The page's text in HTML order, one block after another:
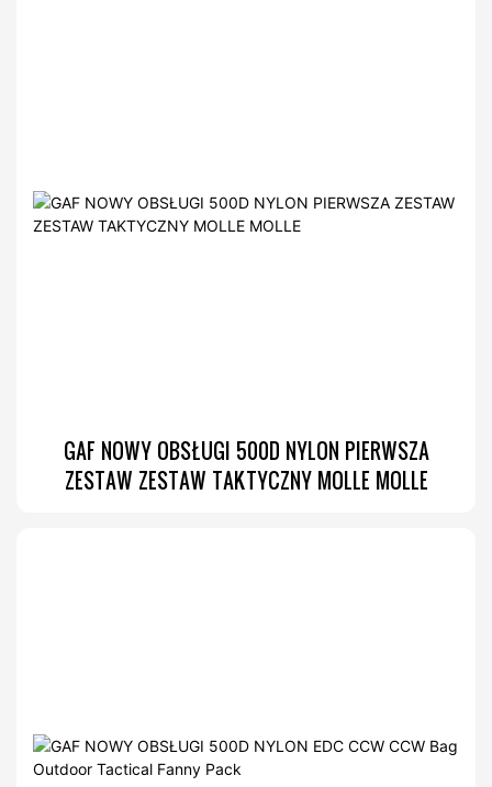
GAF NOWY OBSŁUGI 500D NYLON PIERWSZA
ZESTAW ZESTAW TAKTYCZNY MOLLE MOLLE